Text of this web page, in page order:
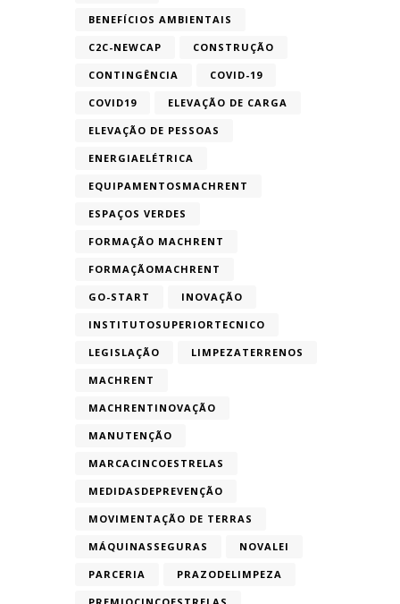
BENEFÍCIOS AMBIENTAIS
C2C-NEWCAP CONSTRUÇÃO
CONTINGÊNCIA COVID-19
COVID19 ELEVAÇÃO DE CARGA
ELEVAÇÃO DE PESSOAS
ENERGIAELÉTRICA
EQUIPAMENTOSMACHRENT
ESPAÇOS VERDES
FORMAÇÃO MACHRENT
FORMAÇÃOMACHRENT
GO-START INOVAÇÃO
INSTITUTOSUPERIORTECNICO
LEGISLAÇÃO LIMPEZATERRENOS
MACHRENT
MACHRENTINOVAÇÃO
MANUTENÇÃO
MARCACINCOESTRELAS
MEDIDASDEPREVENÇÃO
MOVIMENTAÇÃO DE TERRAS
MÁQUINASSEGURAS NOVALEI
PARCERIA PRAZODELIMPEZA